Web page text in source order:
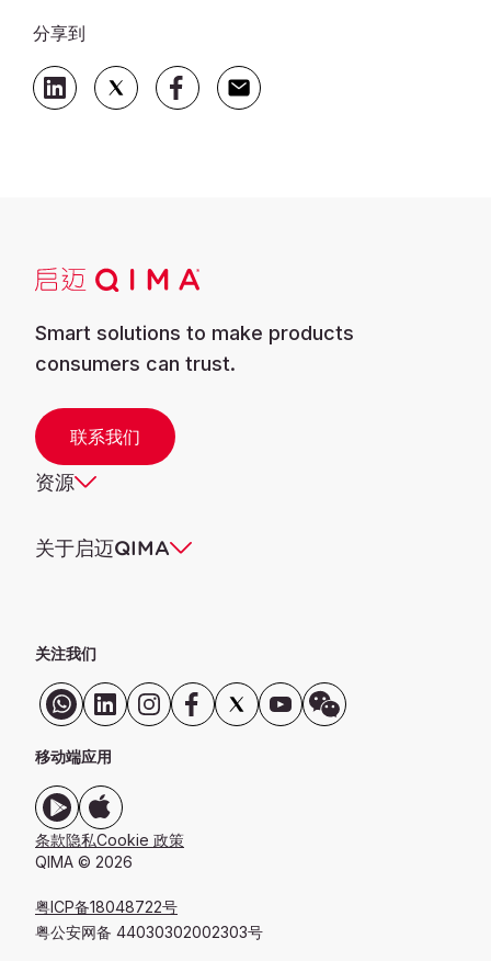
分享到
Smart solutions to make products
consumers can trust.
联系我们
资源
关于启迈QIMA
关注我们
移动端应用
条款隐私Cookie 政策
QIMA © 2026
粤ICP备18048722号
粤公安网备 44030302002303号